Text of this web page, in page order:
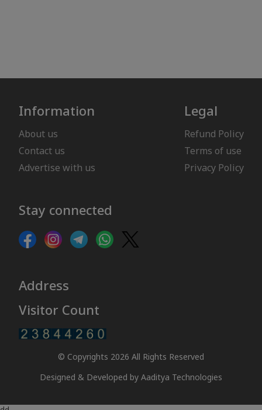
Information
About us
Contact us
Advertise with us
Legal
Refund Policy
Terms of use
Privacy Policy
Stay connected
Address
Visitor Count
© Copyrights 2026 All Rights Reserved
Designed & Developed by Aaditya Technologies